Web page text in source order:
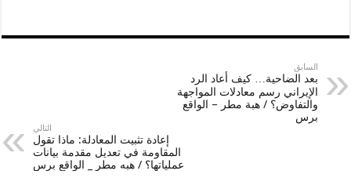
السابق
بعد الضاحية… كيف أعاد الرد
الإيراني رسم معادلات المواجهة
والتفاوض؟ / هبة مطر – الواقع
برس
التالي
إعادة تثبيت المعادلة: ماذا تقول
المقاومة في تعديل مقدمة بيانات
عملياتها؟ / هبه مطر _ الواقع برس